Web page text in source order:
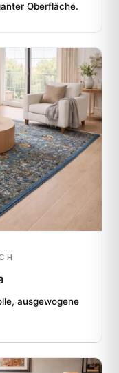
Oberfläche.
ausgewogene